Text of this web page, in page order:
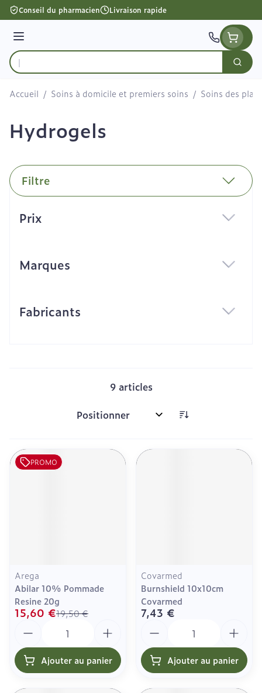
Aller au contenu
Conseil du pharmacien Livraison rapide
Menu
Rechercher
Accueil / Soins à domicile et premiers soins / Soins des
Hydrogels
Filtre
Prix
Marques
Fabricants
9articles
Trier par:
PROMO
Arega
Abilar 10% Pommade
Resine 20g
19,50 €
15,60 €
Ajouter au panier
Covarmed
Burnshield 10x10cm
Covarmed
7,43 €
Ajouter au panier